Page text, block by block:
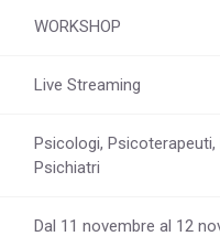
WORKSHOP
Live Streaming
Psicologi, Psicoterapeuti,
Psichiatri
Dal 11 novembre al 12